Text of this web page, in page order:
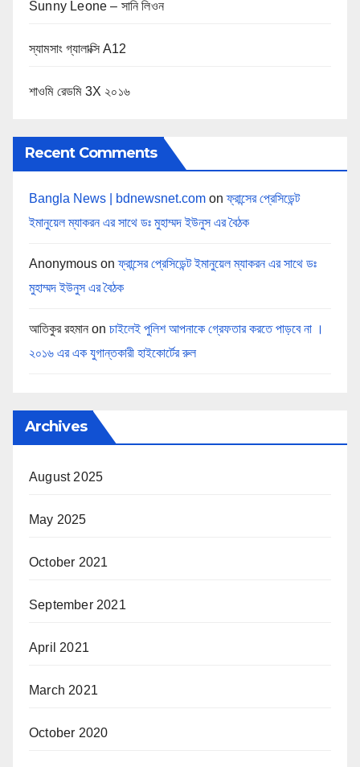
Sunny Leone – সানি লিওন
স্যামসাং গ্যালাক্সি A12
শাওমি রেডমি 3X ২০১৬
Recent Comments
Bangla News | bdnewsnet.com onফ্রান্সের প্রেসিডেন্ট
ইমানুয়েল ম্যাকরন এর সাথে ডঃ মুহাম্মদ ইউনুস এর বৈঠক
Anonymous onফ্রান্সের প্রেসিডেন্ট ইমানুয়েল ম্যাকরন এর সাথে ডঃ
মুহাম্মদ ইউনুস এর বৈঠক
আতিকুর রহমান on চাইলেই পুলিশ আপনাকে গ্রেফতার করতে পাড়বে না ।
২০১৬ এর এক যুগান্তকারী হাইকোর্টের রুল
Archives
August 2025
May 2025
October 2021
September 2021
April 2021
March 2021
October 2020